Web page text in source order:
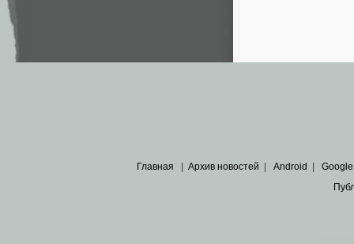
Главная Архив новостей Android Google